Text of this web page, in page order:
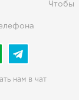
Чтобы
нам в чат